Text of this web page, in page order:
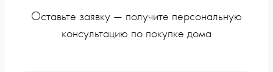
Оставьте заявку — получите персональную
консультацию по покупке дома